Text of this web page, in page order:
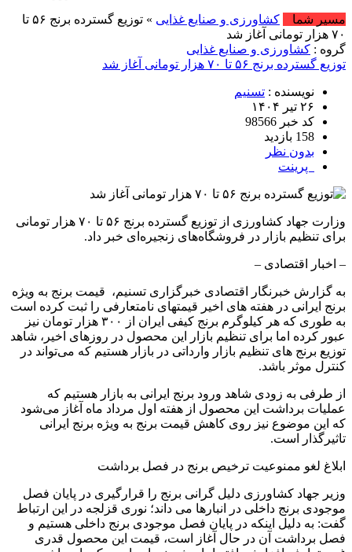
مسیر شما
کشاورزی و صنایع غذایی
» توزیع گسترده برنج ۵۶ تا
۷۰ هزار تومانی آغاز شد
گروه : کشاورزی و صنایع غذایی
توزیع گسترده برنج ۵۶ تا ۷۰ هزار تومانی آغاز شد
نویسنده : تسنیم
۲۶ تیر ۱۴۰۴
کد خبر 98566
158 بازدید
بدون نظر
پرینت
وزارت جهاد کشاورزی از توزیع گسترده برنج ۵۶ تا ۷۰ هزار تومانی
برای تنظیم بازار در فروشگاه‌های زنجیره‌ای خبر داد.
– اخبار اقتصادی –
به گزارش خبرنگار اقتصادی خبرگزاری تسنیم، قیمت برنج به ویژه
برنج ایرانی در هفته های اخیر قیمتهای نامتعارفی را ثبت کرده است
به طوری که هر کیلوگرم برنج کیفی ایران از ۳۰۰ هزار تومان نیز
عبور کرده اما برای تنظیم بازار این محصول در روزهای اخیر، شاهد
توزیع برنج های تنظیم بازار وارداتی در بازار هستیم که می‌تواند در
کنترل موثر باشد.
از طرفی به زودی شاهد ورود برنج ایرانی به بازار هستیم که
عملیات برداشت این محصول از هفته اول مرداد ماه آغاز می‌شود
که این موضوع نیز روی کاهش قیمت برنج به ویژه برنج ایرانی
تاثیرگذار است.
ابلاغ لغو ممنوعیت ترخیص برنج در فصل برداشت
وزیر جهاد کشاورزی دلیل گرانی برنج را قرارگیری در پایان فصل
موجودی برنج داخلی در انبارها می داند؛ نوری قزلجه در این ارتباط
گفت: به دلیل اینکه در پایان فصل موجودی برنج داخلی هستیم و
فصل برداشت آن در حال آغاز است، قیمت این محصول قدری